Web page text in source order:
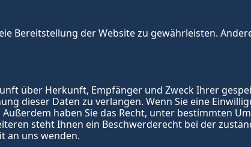
Bereitstellung der Website zu gewährleisten.
über Herkunft, Empfänger und Zweck Ihrer
dieser Daten zu verlangen. Wenn Sie eine
haben Sie das Recht, unter bestimmten
steht Ihnen ein Beschwerderecht bei der
an uns wenden.